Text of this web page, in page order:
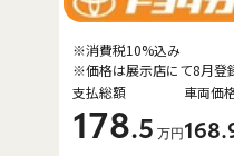
支払総額
178.5 万円
車両価
168
※消費税10%込み
※価格は展示店にて8月登